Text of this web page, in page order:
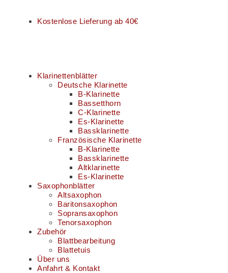
Kostenlose Lieferung ab 40€
Klarinettenblätter
Deutsche Klarinette
B-Klarinette
Bassetthorn
C-Klarinette
Es-Klarinette
Bassklarinette
Französische Klarinette
B-Klarinette
Bassklarinette
Altklarinette
Es-Klarinette
Saxophonblätter
Altsaxophon
Baritonsaxophon
Sopransaxophon
Tenorsaxophon
Zubehör
Blattbearbeitung
Blattetuis
Über uns
Anfahrt & Kontakt